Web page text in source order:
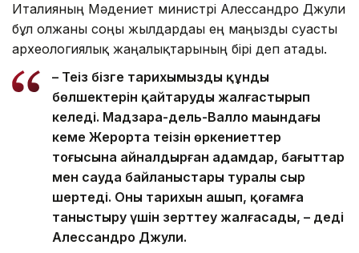
Италияның Мәдениет министрі Алессандро Джули
бұл олжаны соңғы жылдардағы ең маңызды суасты
археологиялық жаңалықтарының бірі деп атады.
– Теңіз бізге тарихымыздың құнды
бөлшектерін қайтаруды жалғастырып
келеді. Мадзара-дель-Валло маңындағы
кеме Жерорта теңізін өркениеттер
тоғысына айналдырған адамдар, бағыттар
мен сауда байланыстары туралы сыр
шертеді. Оның тарихын ашып, қоғамға
таныстыру үшін зерттеу жалғасады, – деді
Алессандро Джули.